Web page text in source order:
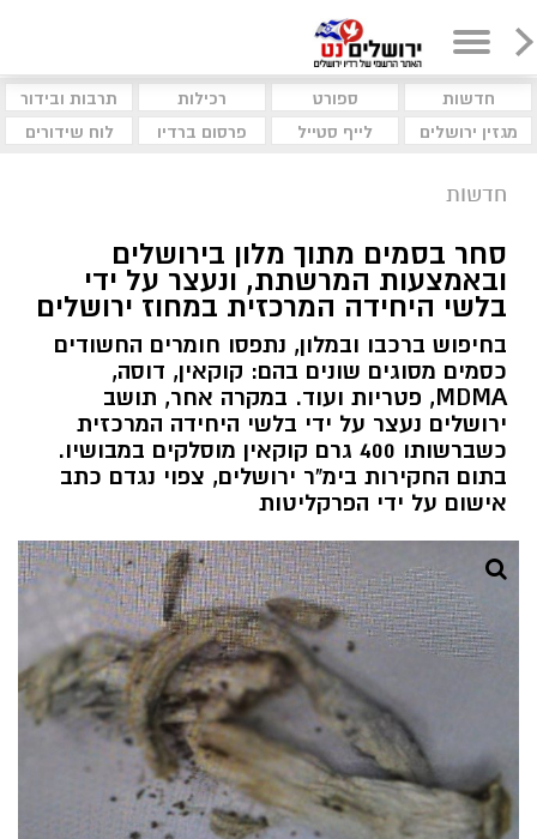
חדשות ספורט רכילות
תרבות ובידור
מגזין ירושלים
לייף סטייל פרסום ברדיו לוח שידורים
חדשות
סחר בסמים מתוך מלון בירושלים
ובאמצעות המרשתת, ונעצר על ידי
בלשי היחידה המרכזית במחוז ירושלים
בחיפוש ברכבו ובמלון, נתפסו חומרים החשודים
כסמים מסוגים שונים בהם: קוקאין, דוסה,
MDMA, פטריות ועוד. במקרה אחר, תושב
ירושלים נעצר על ידי בלשי היחידה המרכזית
כשברשותו 400 גרם קוקאין מוסלקים במבושיו.
בתום החקירות בימ"ר ירושלים, צפוי נגדם כתב
אישום על ידי הפרקליטות